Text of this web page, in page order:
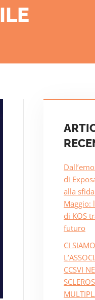
di
alla
Maggio:
di KOS
futuro
CI
CCSVI